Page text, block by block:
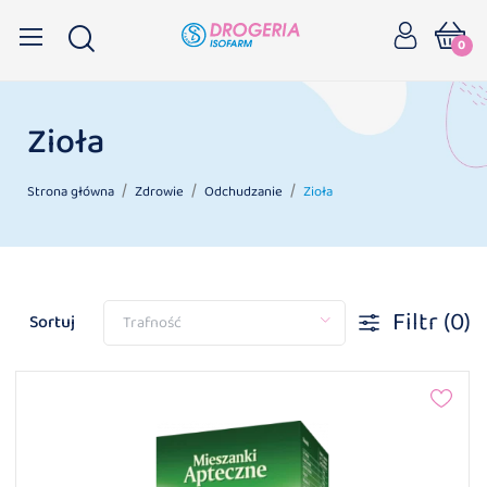
0
Zioła
Strona główna Zdrowie Odchudzanie Zioła
Sortuj Trafność Filtr(0)